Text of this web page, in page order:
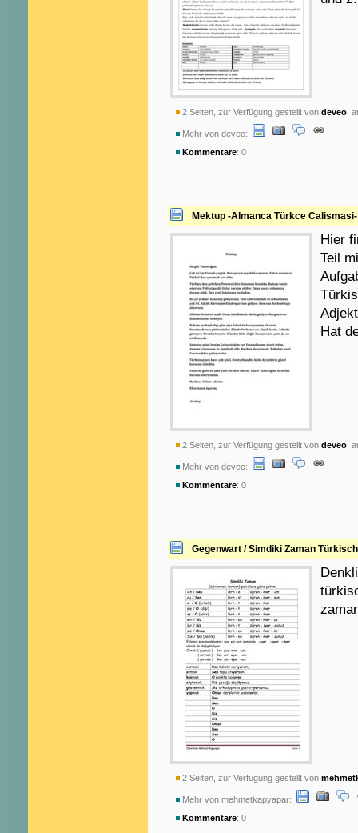
2 Seiten, zur Verfügung gestellt von deveo
Mehr von deveo:
Kommentare: 0
Mektup -Almanca Türkce
Hier
Teil
Hat
2 Seiten, zur Verfügung gestellt von deveo
Mehr von deveo:
Kommentare: 0
Gegenwart / Simdiki Zaman Türkisch
2 Seiten, zur Verfügung gestellt von
Mehr von mehmetkapyapar:
Kommentare: 0